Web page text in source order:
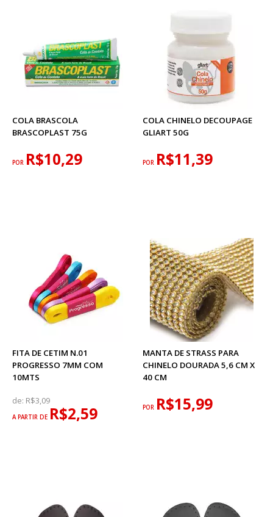
COLA BRASCOLA
BRASCOPLAST 75G
POR R$10,29
COLA CHINELO DECOUPAGE
GLIART 50G
POR R$11,39
FITA DE CETIM N.01
PROGRESSO 7MM COM
10MTS
de: R$3,09
A PARTIR DE R$2,59
MANTA DE STRASS PARA
CHINELO DOURADA 5,6 CM X
40 CM
POR R$15,99